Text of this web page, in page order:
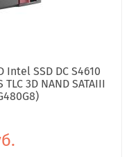
SSD DC S4610
3D NAND SATAIII